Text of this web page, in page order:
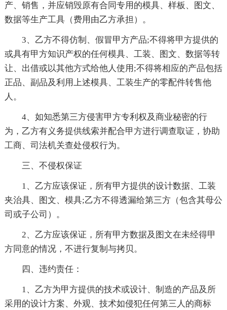
产、销售，并应销毁原有合同专用的模具、样板、图文、
数据等生产工具（费用由乙方承担）。
3、乙方不得仿制、假冒甲方产品;不得将甲方提供的
或具有甲方知识产权的任何模具、工装、图文、数据等转
让、出借或以其他方式给他人使用;不得将相应的产品包括
正品、副品及利用上述模具、工装生产的零配件转售他
人。
4、如知悉第三方侵害甲方专利权及商业秘密的行
为，乙方有义务提供线索并配合甲方进行调查取证，协助
工商、司法机关查处侵权行为。
三、不侵权保证
1、乙方应该保证，所有甲方提供的设计数据、工装
夹治具、图文、模具;乙方不得透漏给第三方（包含其母公
司或子公司）。
2、乙方应该保证，所有甲方数据及图文在未经得甲
方同意的情况，不进行复制与拷贝。
四、违约责任：
1、乙方为甲方提供的技术或设计、制造的产品及所
采用的设计方案、外观、技术如侵犯任何第三人的商标